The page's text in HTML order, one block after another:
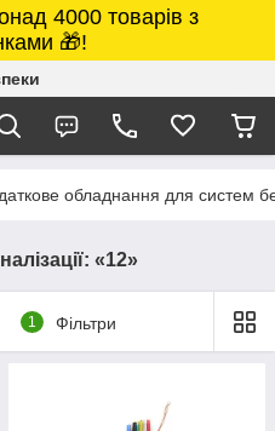
4000 товарів з
🎁!
обладнання для систем
«12»
1 Фільтри